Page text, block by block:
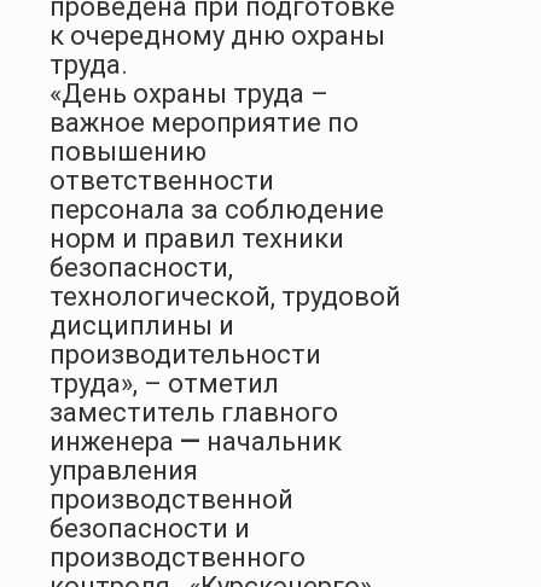
проведена при подготовке
к очередному дню охраны
труда.
«День охраны труда –
важное мероприятие по
повышению
ответственности
персонала за соблюдение
норм и правил техники
безопасности,
технологической, трудовой
дисциплины и
производительности
труда», – отметил
заместитель главного
инженера — начальник
управления
производственной
безопасности и
производственного